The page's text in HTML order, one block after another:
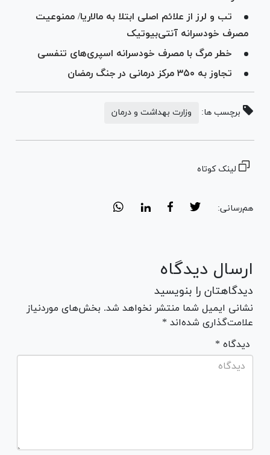
تب و لرز از علائم اصلی ابتلا به مالاریا/ ممنوعیت
مصرف خودسرانه آنتی‌بیوتیک
خطر مرگ با مصرف خودسرانه اسپری‌های تنفسی
تجاوز به ۳۵۰ مرکز درمانی در جنگ رمضان
برچسب ها: وزارت بهداشت و درمان
لینک کوتاه
هم‌رسانی:
ارسال دیدگاه
دیدگاهتان را بنویسید
نشانی ایمیل شما منتشر نخواهد شد. بخش‌های موردنیاز
علامت‌گذاری شده‌اند *
* دیدگاه